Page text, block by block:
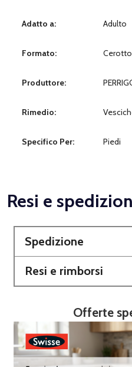
Adatto a: Adulto
Formato: Cerotto
Produttore:
Rimedio:
Specifico Per: Piedi
Resi e
Spedizione
Resi e rimborsi
Offerte